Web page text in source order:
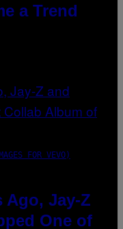
a Trend
FOR VEVO)
Ago, Jay-Z
One of